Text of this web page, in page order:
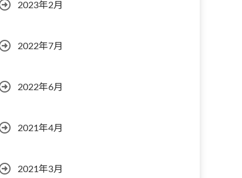
2023年2月
2022年7月
2022年6月
2021年4月
2021年3月